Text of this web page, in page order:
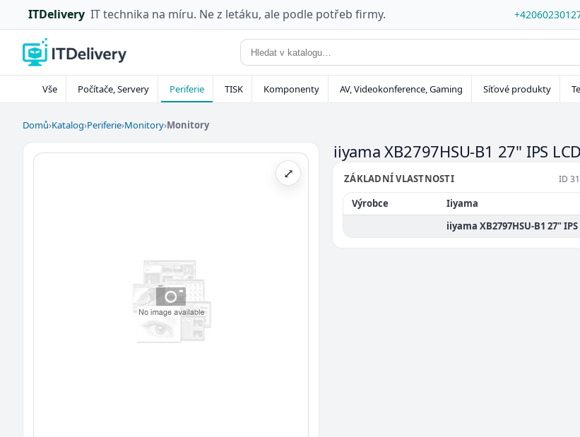
ITDelivery IT technika na míru. Ne z letáku, ale podle potřeb firmy.
Vše Počítače, Servery Periferie TISK Komponenty AV, Videokonference, Gaming Síťové produkty
Domů›Katalog›Periferie›Monitory›Monitory
⤢
iiyama XB2797HSU-B1 27" IPS
ZÁKLADNÍ VLASTNOSTI ID
Výrobce
Iiyama
iiyama XB2797HSU-B1 27"